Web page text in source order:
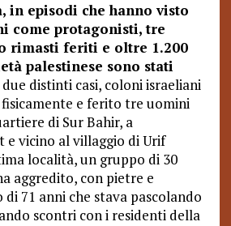
in episodi che hanno visto
come protagonisti, tre
rimasti feriti e oltre 1.200
palestinese sono stati
distinti casi, coloni israeliani
e ferito tre uomini
di Sur Bahir, a
e vicino al villaggio di Urif
località, un gruppo di 30
aggredito, con pietre e
71 anni che stava pascolando
scontri con i residenti della